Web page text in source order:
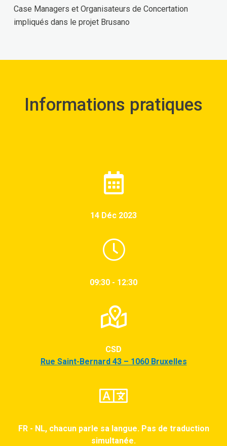
Case Managers et Organisateurs de Concertation
impliqués dans le projet Brusano
Informations pratiques
14 Déc 2023
09:30 - 12:30
CSD
Rue Saint-Bernard 43 – 1060 Bruxelles
FR - NL, chacun parle sa langue. Pas de traduction
simultanée.